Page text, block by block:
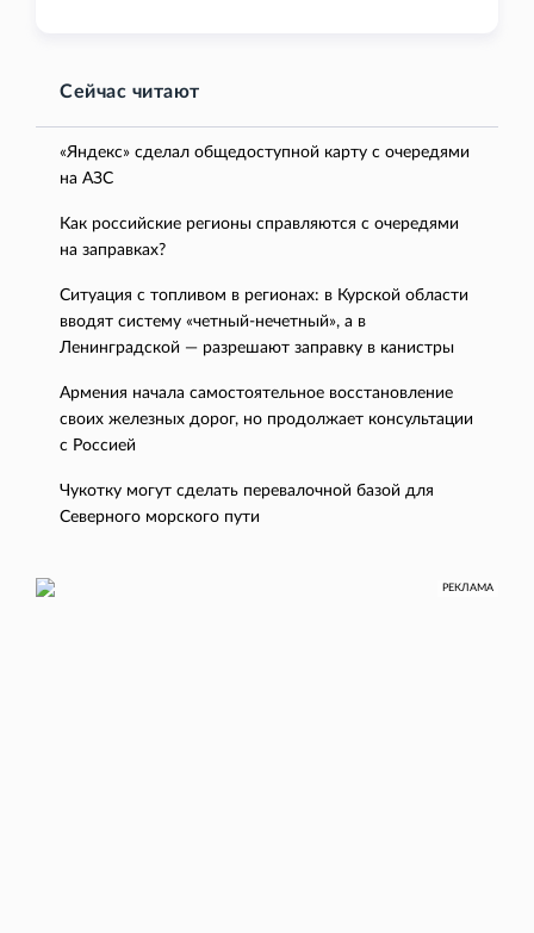
Сейчас читают
«Яндекс» сделал общедоступной карту с очередями
на АЗС
Как российские регионы справляются с очередями
на заправках?
Ситуация с топливом в регионах: в Курской области
вводят систему «четный-нечетный», а в
Ленинградской — разрешают заправку в канистры
Армения начала самостоятельное восстановление
своих железных дорог, но продолжает консультации
с Россией
Чукотку могут сделать перевалочной базой для
Северного морского пути
РЕКЛАМА